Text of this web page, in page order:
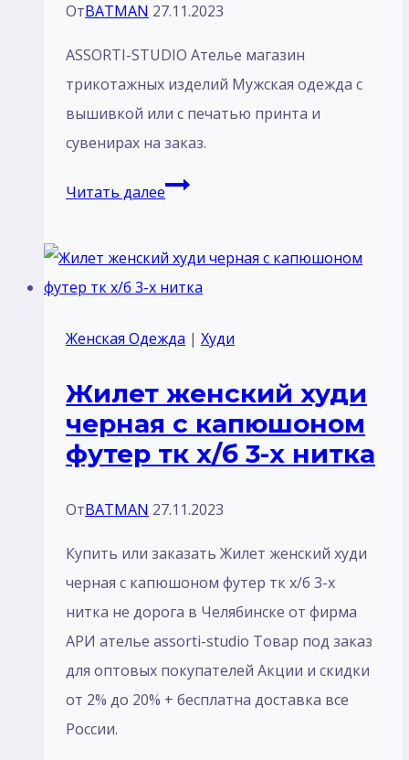
ОтBATMAN 27.11.2023
ASSORTI-STUDIO Ателье магазин
трикотажных изделий Мужская одежда с
вышивкой или с печатью принта и
сувенирах на заказ.
Читать далееМужская
вышивкой
с
принта
сувенирах
заказ
Женская Одежда | Худи
Жилет женский худи
черная с капюшоном
футер тк х/б 3-х нитка
ОтBATMAN 27.11.2023
Купить или заказать Жилет женский худи
черная с капюшоном футер тк х/б 3-х
нитка не дорога в Челябинске от фирма
АРИ ателье assorti-studio Товар под заказ
для оптовых покупателей Акции и скидки
от 2% до 20% + бесплатна доставка все
России.